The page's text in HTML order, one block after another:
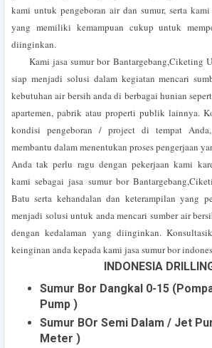
kami untuk pengeboran air dan sumur, serta
yang memiliki kemampuan cukup untuk
diinginkan.
Kami jasa sumur bor Bantargebang,Ciketing
siap menjadi solusi dalam kegiatan mencari
kebutuhan air bersih anda di berbagai hunian
apartemen, pabrik atau properti publik lainnya.
kondisi pengeboran / project di tempat
membantu dalam menentukan proses pengerjaan
Anda tak perlu ragu dengan pekerjaan kami
kami sebagai jasa sumur bor
Batu serta kehandalan dan keterampilan yang
menjadi solusi untuk anda mencari sumber air
dengan kedalaman yang diinginkan.
keinginan anda kepada kami jasa sumur bor
INDONESIA
Sumur Bor Dangkal 0-15
Pump )
Sumur BOr Semi Dalam / Jet
Meter )